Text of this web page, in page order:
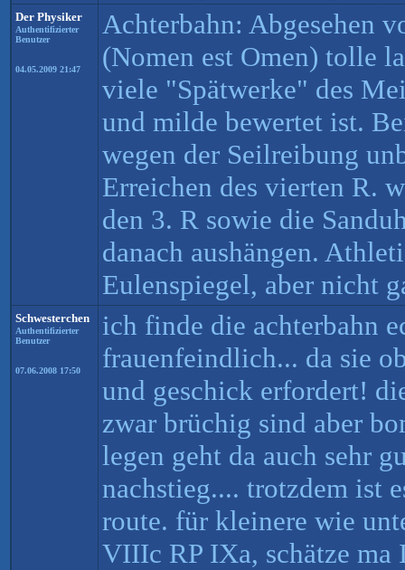
Der Physiker
Authentifizierter
Benutzer
04.05.2009 21:47
Achterbahn: Abgesehen
(Nomen est Omen) tolle
viele "Spätwerke" des
und milde bewertet ist.
wegen der Seilreibung
Erreichen des vierten R.
den 3. R sowie die
danach aushängen.
Eulenspiegel, aber nicht
Schwesterchen
Authentifizierter
Benutzer
07.06.2008 17:50
ich finde die achterbahn
frauenfeindlich... da sie
und geschick erfordert!
zwar brüchig sind aber
legen geht da auch sehr
nachstieg.... trotzdem ist
route. für kleinere wie
VIIIc RP IXa, schätze ma